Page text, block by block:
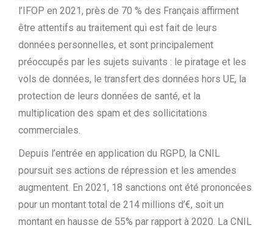
l’IFOP en 2021, près de 70 % des Français affirment
être attentifs au traitement qui est fait de leurs
données personnelles, et sont principalement
préoccupés par les sujets suivants : le piratage et les
vols de données, le transfert des données hors UE, la
protection de leurs données de santé, et la
multiplication des spam et des sollicitations
commerciales.
Depuis l’entrée en application du RGPD, la CNIL
poursuit ses actions de répression et les amendes
augmentent. En 2021, 18 sanctions ont été prononcées
pour un montant total de 214 millions d’€, soit un
montant en hausse de 55% par rapport à 2020. La CNIL